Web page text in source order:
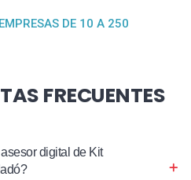
DE 10 A 250
FRECUENTES
digital de Kit